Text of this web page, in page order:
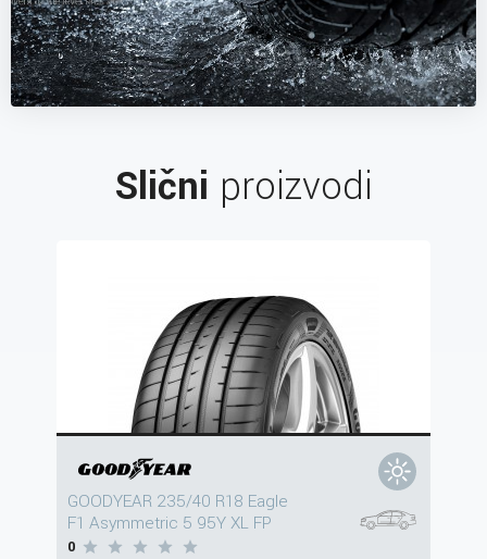
Slični proizvodi
GOODYEAR 235/40 R18 Eagle
F1 Asymmetric 5 95Y XL FP
0